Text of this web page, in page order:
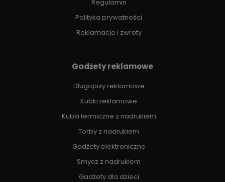
Regulamin
Polityka prywatności
Reklamacje i zwroty
Gadżety reklamowe
Długopisy reklamowe
Kubki reklamowe
Kubki termiczne z nadrukiem
Torby z nadrukiem
Gadżety elektroniczne
Smycz z nadrukiem
Gadżety dla dzieci